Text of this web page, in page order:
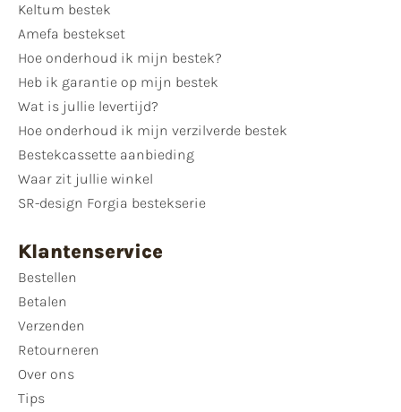
Keltum bestek
Amefa bestekset
Hoe onderhoud ik mijn bestek?
Heb ik garantie op mijn bestek
Wat is jullie levertijd?
Hoe onderhoud ik mijn verzilverde bestek
Bestekcassette aanbieding
Waar zit jullie winkel
SR-design Forgia bestekserie
Klantenservice
Bestellen
Betalen
Verzenden
Retourneren
Over ons
Tips